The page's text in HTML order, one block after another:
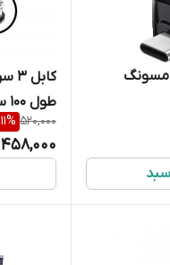
طول ۱۰۰ سانتی متر ا
520,000
11%
458,000